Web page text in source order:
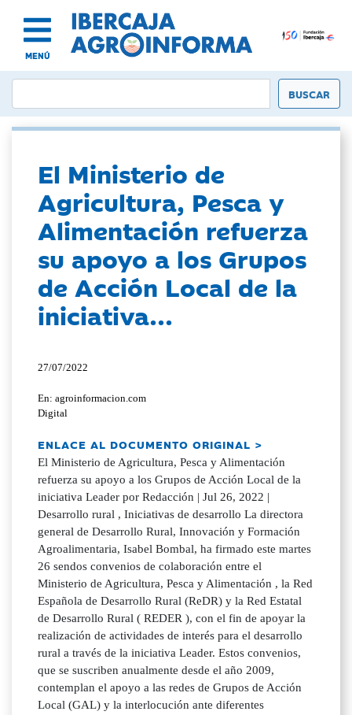
MENÚ
El Ministerio de
Agricultura, Pesca y
Alimentación refuerza
su apoyo a los Grupos
de Acción Local de la
iniciativa...
27/07/2022
En: agroinformacion.com
Digital
ENLACE AL DOCUMENTO ORIGINAL >
El Ministerio de Agricultura, Pesca y Alimentación
refuerza su apoyo a los Grupos de Acción Local de la
iniciativa Leader por Redacción | Jul 26, 2022 |
Desarrollo rural , Iniciativas de desarrollo La directora
general de Desarrollo Rural, Innovación y Formación
Agroalimentaria, Isabel Bombal, ha firmado este martes
26 sendos convenios de colaboración entre el
Ministerio de Agricultura, Pesca y Alimentación , la Red
Española de Desarrollo Rural (ReDR) y la Red Estatal
de Desarrollo Rural ( REDER ), con el fin de apoyar la
realización de actividades de interés para el desarrollo
rural a través de la iniciativa Leader. Estos convenios,
que se suscriben anualmente desde el año 2009,
contemplan el apoyo a las redes de Grupos de Acción
Local (GAL) y la interlocución ante diferentes